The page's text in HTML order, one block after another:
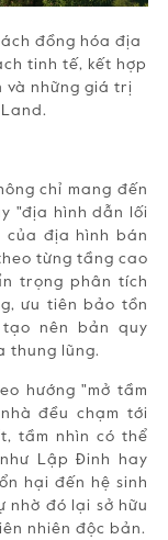
đồng hóa địa
tinh tế, kết hợp
và những giá trị
chỉ mang đến
"địa hình dẫn lối
của địa hình bán
từng tầng cao
trọng phân tích
ưu tiên bảo tồn
nên bản quy
thung lũng.
hướng "mở tầm
đều chạm tới
tầm nhìn có thể
Lập Đinh hay
hại đến hệ sinh
nhờ đó lại sở hữu
nhiên độc bản.